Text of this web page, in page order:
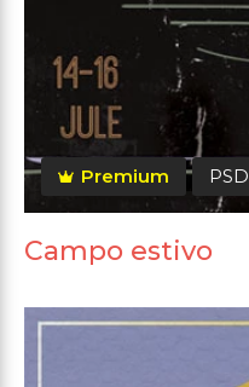
Premium PSD
Campo estivo